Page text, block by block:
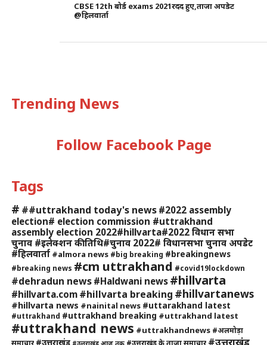
CBSE 12th बोर्ड exams 2021रदद हुए,ताजा अपडेट
@हिलवार्ता
Trending News
Follow Facebook Page
Tags
# ##uttrakhand today's news #2022 assembly
election# election commission #uttrakhand
assembly election 2022#hillvarta#2022 विधान सभा
चुनाव #इलेक्शन की तिथि#चुनाव 2022# विधानसभा चुनाव अपडेट
#हिलवार्ता #almora news #big breaking #breakingnews
#breaking news #cm uttrakhand #covid19lockdown
#dehradun news #Haldwani news #hillvarta
#hillvarta.com #hillvarta breaking #hillvartanews
#hillvarta news #nainital news #uttarakhand latest
#uttrakhand #uttrakhand breaking #uttrakhand latest
#uttrakhand news #uttrakhandnews #अलमोड़ा
समाचार #उत्तराखंड #उत्तराखंड आज तक #उत्तराखंड के ताजा समाचार #उत्तराखंड